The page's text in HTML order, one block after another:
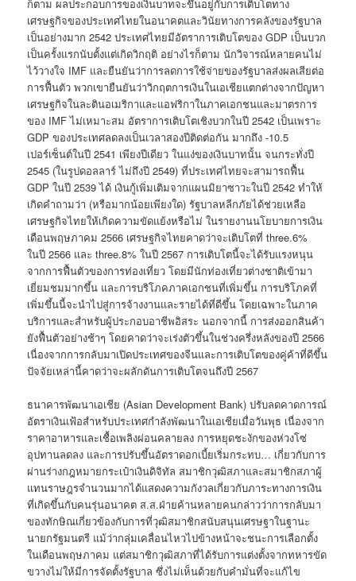
ก็ตาม ผลประกอบการของเงินบาทจะขึ้นอยู่กับการเติบโตทาง
เศรษฐกิจของประเทศไทยในอนาคตและวินัยทางการคลังของรัฐบาล
เป็นอย่างมาก 2542 ประเทศไทยมีอัตราการเติบโตของ GDP เป็นบวก
เป็นครั้งแรกนับตั้งแต่เกิดวิกฤติ อย่างไรก็ตาม นักวิจารณ์หลายคนไม่
ไว้วางใจ IMF และยืนยันว่าการลดการใช้จ่ายของรัฐบาลส่งผลเสียต่อ
การฟื้นตัว พวกเขายืนยันว่าวิกฤตการเงินในเอเชียแตกต่างจากปัญหา
เศรษฐกิจในละตินอเมริกาและแอฟริกาในภาคเอกชนและมาตรการ
ของ IMF ไม่เหมาะสม อัตราการเติบโตเชิงบวกในปี 2542 เป็นเพราะ
GDP ของประเทศลดลงเป็นเวลาสองปีติดต่อกัน มากถึง -10.5
เปอร์เซ็นต์ในปี 2541 เพียงปีเดียว ในแง่ของเงินบาทนั้น จนกระทั่งปี
2545 (ในรูปดอลลาร์ ไม่ถึงปี 2549) ที่ประเทศไทยจะสามารถฟื้น
GDP ในปี 2539 ได้ เงินกู้เพิ่มเติมจากแผนมิยาซาวะในปี 2542 ทำให้
เกิดคำถามว่า (หรือมากน้อยเพียงใด) รัฐบาลหลีกภัยได้ช่วยเหลือ
เศรษฐกิจไทยให้เกิดความขัดแย้งหรือไม่ ในรายงานนโยบายการเงิน
เดือนพฤษภาคม 2566 เศรษฐกิจไทยคาดว่าจะเติบโตที่ three.6%
ในปี 2566 และ three.8% ในปี 2567 การเติบโตนี้จะได้รับแรงหนุน
จากการฟื้นตัวของการท่องเที่ยว โดยมีนักท่องเที่ยวต่างชาติเข้ามา
เยี่ยมชมมากขึ้น และการบริโภคภาคเอกชนที่เพิ่มขึ้น การบริโภคที่
เพิ่มขึ้นนี้จะนำไปสู่การจ้างงานและรายได้ที่ดีขึ้น โดยเฉพาะในภาค
บริการและสำหรับผู้ประกอบอาชีพอิสระ นอกจากนี้ การส่งออกสินค้า
ยังฟื้นตัวอย่างช้าๆ โดยคาดว่าจะเร่งตัวขึ้นในช่วงครึ่งหลังของปี 2566
เนื่องจากการกลับมาเปิดประเทศของจีนและการเติบโตของคู่ค้าที่ดีขึ้น
ปัจจัยเหล่านี้คาดว่าจะผลักดันการเติบโตจนถึงปี 2567
ธนาคารพัฒนาเอเชีย (Asian Development Bank) ปรับลดคาดการณ์
อัตราเงินเฟ้อสำหรับประเทศกำลังพัฒนาในเอเชียเมื่อวันพุธ เนื่องจาก
ราคาอาหารและเชื้อเพลิงผ่อนคลายลง การหยุดชะงักของห่วงโซ่
อุปทานลดลง และการปรับขึ้นอัตราดอกเบี้ยเริ่มกระทบ… เกี่ยวกับการ
ผ่านร่างกฎหมายกระเป๋าเงินดิจิทัล สมาชิกวุฒิสภาและสมาชิกสภาผู้
แทนราษฎรจำนวนมากได้แสดงความกังวลเกี่ยวกับภาระทางการเงิน
ที่เกิดขึ้นกับคนรุ่นอนาคต ส.ส.ฝ่ายค้านหลายคนกล่าวว่าการกลับมา
ของทักษิณเกี่ยวข้องกับการที่วุฒิสมาชิกสนับสนุนเศรษฐาในฐานะ
นายกรัฐมนตรี แม้ว่ากลุ่มเคลื่อนไหวไปข้างหน้าจะชนะการเลือกตั้ง
ในเดือนพฤษภาคม แต่สมาชิกวุฒิสภาที่ได้รับการแต่งตั้งจากทหารขัด
ขวางไม่ให้มีการจัดตั้งรัฐบาล ซึ่งไม่เห็นด้วยกับคำมั่นที่จะแก้ไข